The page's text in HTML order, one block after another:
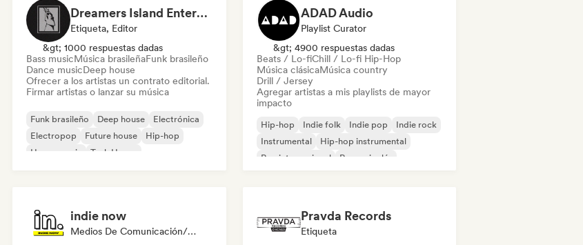
Dreamers Island Entertainment
Etiqueta, Editor
&gt; 1000 respuestas dadas
Bass musicMúsica brasileñaFunk brasileño
Dance musicDeep house
Ofrecer a los artistas un contrato editorial.
Firmar artistas o lanzar su música
Funk brasileño Deep house
Electrónica
Electropop
Future house
Hip-hop
House music
Tech House
ADAD Audio
Playlist Curator
&gt; 4900 respuestas dadas
Beats / Lo-fiChill / Lo-fi Hip-Hop
Música clásicaMúsica country
Drill / Jersey
Agregar artistas a mis playlists de mayor
impacto
Hip-hop Indie folk Indie pop
Indie rock
Instrumental
Hip-hop instrumental
Rap internacional
Rap en inglés
indie now
Medios De Comunicación/Periodista
Pravda Records
Etiqueta